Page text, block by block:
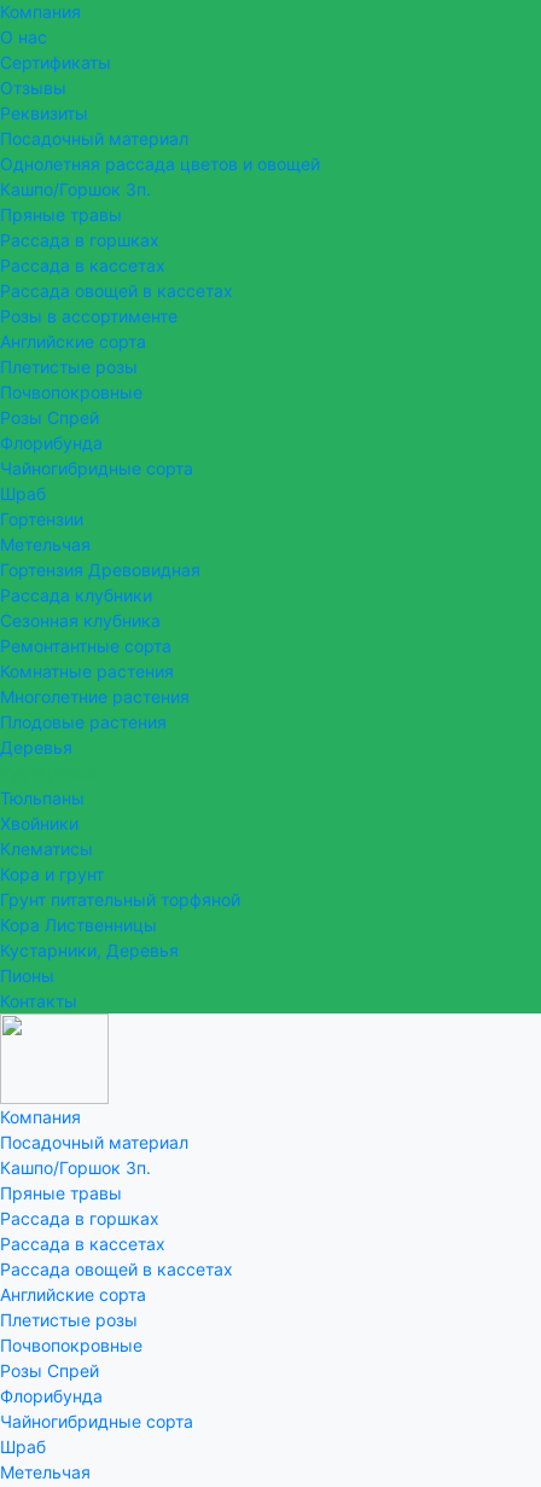
Компания
О нас
Сертификаты
Отзывы
Реквизиты
Посадочный материал
Однолетняя рассада цветов и овощей
Кашпо/Горшок 3п.
Пряные травы
Рассада в горшках
Рассада в кассетах
Рассада овощей в кассетах
Розы в ассортименте
Английские сорта
Плетистые розы
Почвопокровные
Розы Спрей
Флорибунда
Чайногибридные сорта
Шраб
Гортензии
Метельчая
Гортензия Древовидная
Рассада клубники
Сезонная клубника
Ремонтантные сорта
Комнатные растения
Многолетние растения
Плодовые растения
Деревья
Тюльпаны
Хвойники
Клематисы
Кора и грунт
Грунт питательный торфяной
Кора Лиственницы
Кустарники, Деревья
Пионы
Контакты
Компания
Посадочный материал
Кашпо/Горшок 3п.
Пряные травы
Рассада в горшках
Рассада в кассетах
Рассада овощей в кассетах
Английские сорта
Плетистые розы
Почвопокровные
Розы Спрей
Флорибунда
Чайногибридные сорта
Шраб
Метельчая